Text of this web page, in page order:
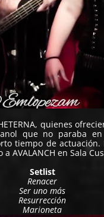
, quienes
que no paraba
tiempo de
en Sala
Setlist
Renacer
Ser uno más
Resurrección
Marioneta